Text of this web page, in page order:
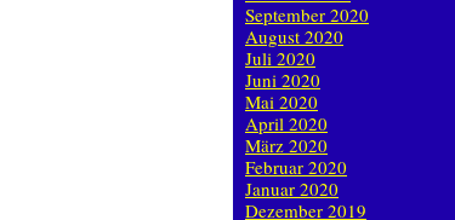
September 2020
August 2020
Juli 2020
Juni 2020
Mai 2020
April 2020
März 2020
Februar 2020
Januar 2020
Dezember 2019